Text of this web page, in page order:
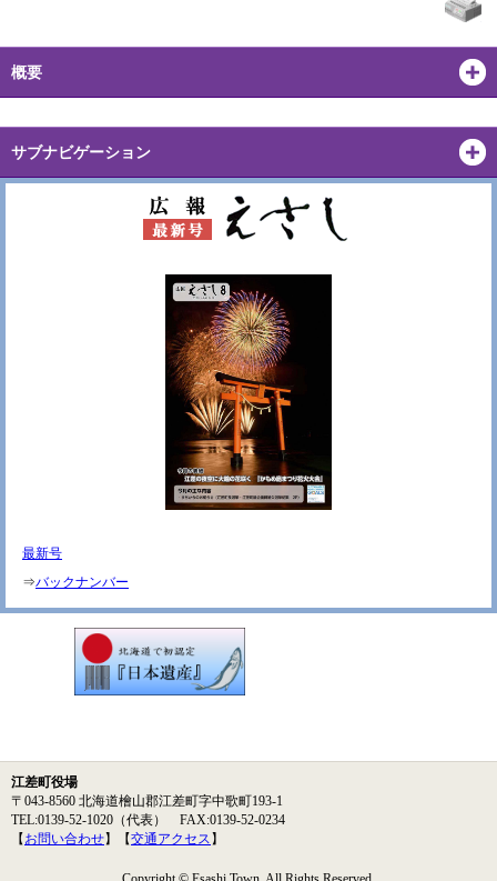
概要
サブナビゲーション
最新号
⇒バックナンバー
江差町役場
〒043-8560 北海道檜山郡江差町字中歌町193-1
TEL:0139-52-1020（代表） FAX:0139-52-0234
【 お問い合わせ】【交通アクセス 】